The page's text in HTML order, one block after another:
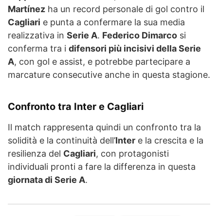
Martínez ha un record personale di gol contro il
Cagliari e punta a confermare la sua media
realizzativa in Serie A. Federico Dimarco si
conferma tra i difensori più incisivi della Serie
A, con gol e assist, e potrebbe partecipare a
marcature consecutive anche in questa stagione.
Confronto tra Inter e Cagliari
Il match rappresenta quindi un confronto tra la
solidità e la continuità dell’Inter e la crescita e la
resilienza del Cagliari, con protagonisti
individuali pronti a fare la differenza in questa
giornata di Serie A.